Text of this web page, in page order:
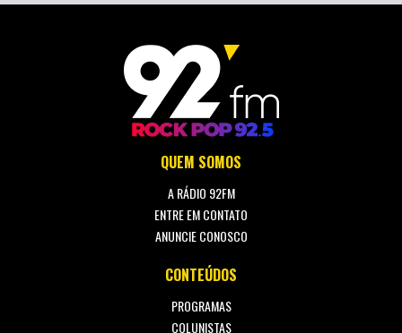
QUEM SOMOS
A RÁDIO 92FM
ENTRE EM CONTATO
ANUNCIE CONOSCO
CONTEÚDOS
PROGRAMAS
COLUNISTAS